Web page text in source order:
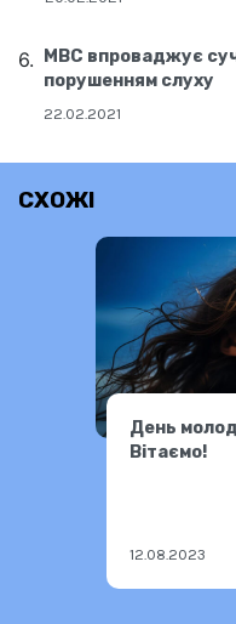
МВС впроваджує
порушенням слуху
22.02.2021
СХОЖІ
День
Вітаємо!
12.08.2023